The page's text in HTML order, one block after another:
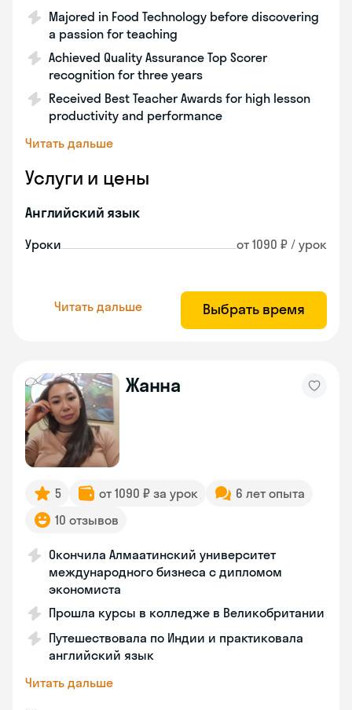
Majored in Food Technology before discovering
a passion for teaching
Achieved Quality Assurance Top Scorer
recognition for three years
Received Best Teacher Awards for high lesson
productivity and performance
Читать дальше
Услуги и цены
Английский язык
Уроки от 1090 ₽ / урок
Читать дальше Выбрать время
Жанна
5 от 1090 ₽ за урок
6 лет опыта
10 отзывов
Окончила Алмаатинский университет
международного бизнеса с дипломом
экономиста
Прошла курсы в колледже в Великобритании
Путешествовала по Индии и практиковала
английский язык
Читать дальше